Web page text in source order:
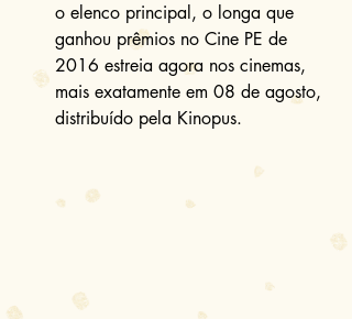
o elenco principal, o longa que
ganhou prêmios no Cine PE de
2016 estreia agora nos cinemas,
mais exatamente em 08 de agosto,
distribuído pela Kinopus.